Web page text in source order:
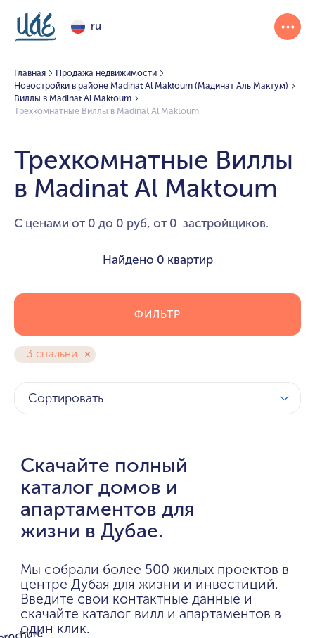
ru
Главная
Продажа недвижимости
Новостройки в районе Madinat Al Maktoum (Мадинат Аль Мактум)
Виллы в Madinat Al Maktoum
Трехкомнатные Виллы в Madinat Al Maktoum
Трехкомнатные Виллы
в Madinat Al Maktoum
С ценами от 0 до 0 руб, от 0 застройщиков.
Найдено 0 квартир
3 спальни
ФИЛЬТР
Сортировать
Скачайте полный
каталог домов и
апартаментов для
жизни в Дубае.
Мы собрали более 500 жилых проектов в
центре Дубая для жизни и инвестиций.
Введите свои контактные данные и
скачайте каталог вилл и апартаментов в
один клик.